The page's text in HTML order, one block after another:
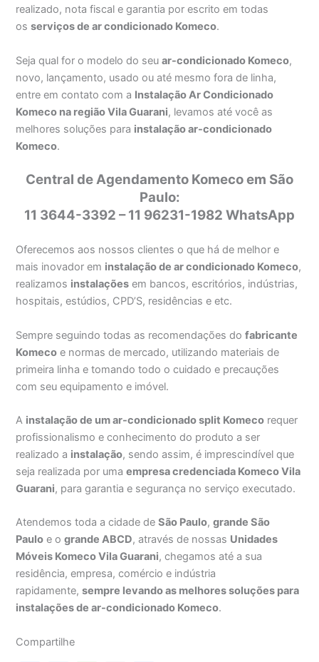
realizado, nota fiscal e garantia por escrito em todas
osserviços de ar condicionado Komeco.
Seja qual for o modelo do seuar-condicionado Komeco,
novo, lançamento, usado ou até mesmo fora de linha,
entre em contato com a Instalação Ar Condicionado
Komeco na região Vila Guarani, levamos até você as
melhores soluções para instalação ar-condicionado
Komeco.
Central de Agendamento Komeco em São
Paulo:
11 3644-3392 – 11 96231-1982 WhatsApp
Oferecemos aos nossos clientes o que há de melhor e
mais inovador em instalação de ar condicionado Komeco,
realizamos instalações em bancos, escritórios, indústrias,
hospitais, estúdios, CPD’S, residências e etc.
Sempre seguindo todas as recomendações dofabricante
Komeco e normas de mercado, utilizando materiais de
primeira linha e tomando todo o cuidado e precauções
com seu equipamento e imóvel.
A instalação de um ar-condicionado split Komeco requer
profissionalismo e conhecimento do produto a ser
realizado a instalação, sendo assim, é imprescindível que
seja realizada por umaempresa credenciada Komeco Vila
Guarani, para garantia e segurança no serviço executado.
Atendemos toda a cidade deSão Paulo,grande São
Paulo e ogrande ABCD, através de nossas Unidades
Móveis Komeco Vila Guarani, chegamos até a sua
residência, empresa, comércio e indústria
rapidamente,sempre levando as melhores soluções para
instalações de ar-condicionado Komeco.
Compartilhe